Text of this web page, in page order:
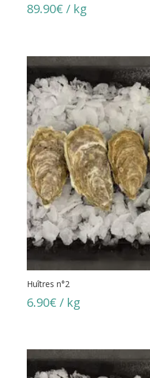
89.90€ / kg
Huîtres n°2
6.90€ / kg